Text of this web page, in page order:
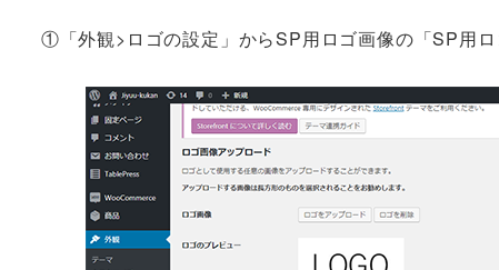
①「外観>ロゴの設定」からSP用ロゴ画像の「SP用